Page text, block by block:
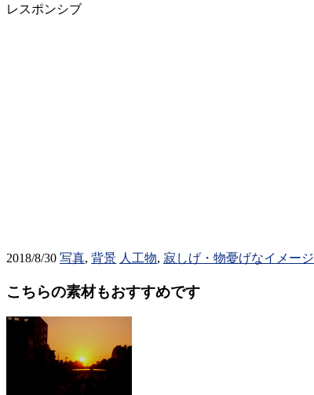
レスポンシブ
2018/8/30 写真, 背景 人工物, 寂しげ・物憂げなイメージ
こちらの素材もおすすめです